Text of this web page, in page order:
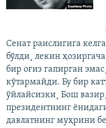
Сенат раислигига
бўлди¸ лекин
бир оғиз гапирган
кўтармайди. Бу бир
ўйлайсизки¸ Бош
президентнинг
давлатнинг муҳрини